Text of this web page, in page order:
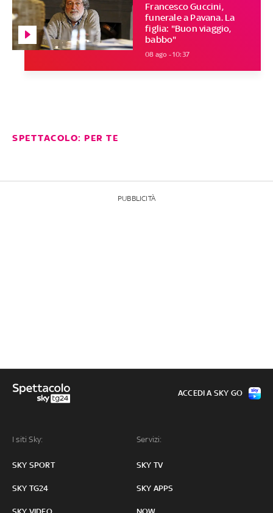
Francesco Guccini,
funerale a Pavana. La
figlia: "Buon viaggio,
babbo"
08 ago - 10:37
SPETTACOLO: PER TE
PUBBLICITÀ
I siti Sky:
SKY SPORT
SKY TG24
Servizi:
SKY TV
SKY APPS
ACCEDI A SKY GO